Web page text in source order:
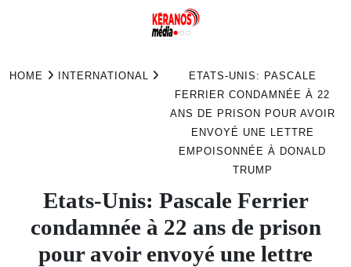
HOME INTERNATIONAL
ETATS-UNIS: PASCALE
FERRIER CONDAMNÉE À 22
ANS DE PRISON POUR AVOIR
ENVOYÉ UNE LETTRE
EMPOISONNÉE À DONALD
TRUMP
Etats-Unis: Pascale Ferrier
condamnée à 22 ans de prison
pour avoir envoyé une lettre